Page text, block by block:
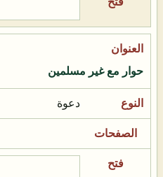
حوار مع غير مسلمين
دعوة